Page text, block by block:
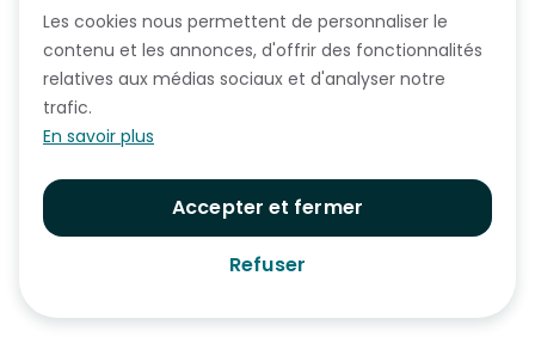
Les cookies nous permettent de personnaliser le
contenu et les annonces, d'offrir des fonctionnalités
relatives aux médias sociaux et d'analyser notre
trafic.
En savoir plus
Accepter et fermer
Refuser